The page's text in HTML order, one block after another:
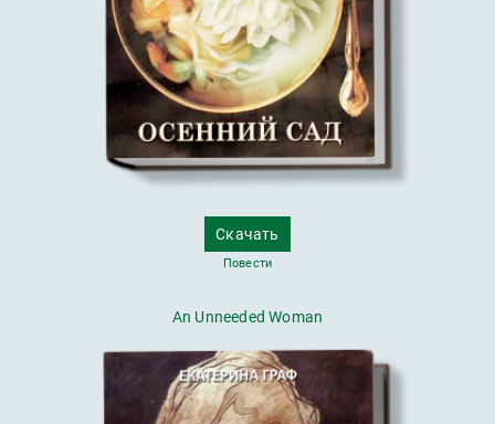
Скачать
Повести
An Unneeded Woman